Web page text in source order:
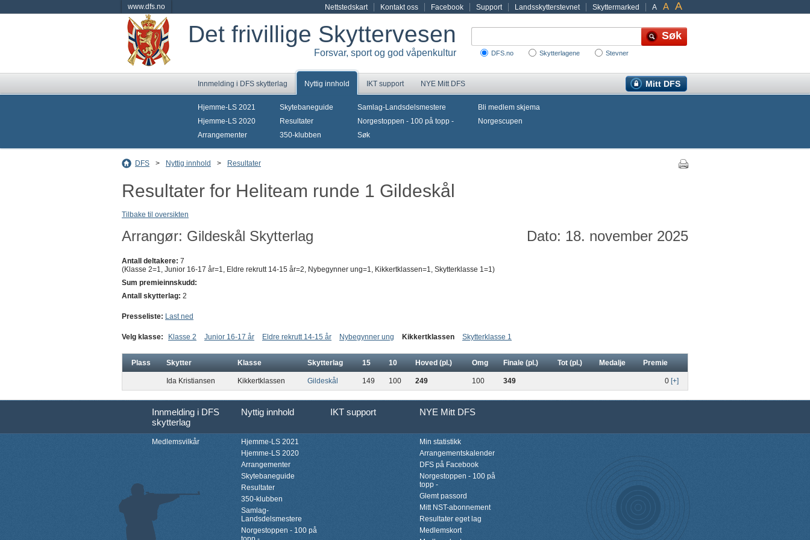
www.dfs.no A A A
Nettstedskart Kontakt oss Facebook Support Landsskytterstevnet Skyttermarked
Det frivillige Skyttervesen
Forsvar, sport og god våpenkultur DFS.no Skytterlagene Stevner
Innmelding i DFS skytterlag Nyttig innhold IKT support Mitt DFS
NYE Mitt DFS
Hjemme-LS 2021
Hjemme-LS 2020
Arrangementer
Skytebaneguide
Resultater
350-klubben
Samlag-Landsdelsmestere
Norgestoppen - 100 på topp -
Søk
Bli medlem skjema
Norgescupen
DFS > Nyttig innhold > Resultater
Resultater for Heliteam runde 1 Gildeskål
Tilbake til oversikten
Arrangør: Gildeskål Skytterlag Dato: 18. november 2025
Antall deltakere: 7
(Klasse 2=1, Junior 16-17 år=1, Eldre rekrutt 14-15 år=2, Nybegynner ung=1, Kikkertklassen=1, Skytterklasse 1=1)
Sum premieinnskudd:
Antall skytterlag: 2
Presseliste: Last ned
Velg klasse: Klasse 2 Junior 16-17 år Eldre rekrutt 14-15 år Nybegynner ung Kikkertklassen Skytterklasse 1
Plass Skytter Klasse Skytterlag 15 10 Hoved (pl.) Omg Finale (pl.) Tot (pl.) Medalje Premie
Ida Kristiansen Kikkertklassen Gildeskål 149 100 249 100 349 0 [+]
Innmelding i DFS
skytterlag
Nyttig innhold IKT support NYE Mitt DFS
Medlemsvilkår
Hjemme-LS 2021
Hjemme-LS 2020
Arrangementer
Skytebaneguide
Resultater
350-klubben
Samlag-
Landsdelsmestere
Norgestoppen - 100 på
Min statistikk
Arrangementskalender
DFS på Facebook
Norgestoppen - 100 på
topp -
Glemt passord
Mitt NST-abonnement
Resultater eget lag
Medlemskort